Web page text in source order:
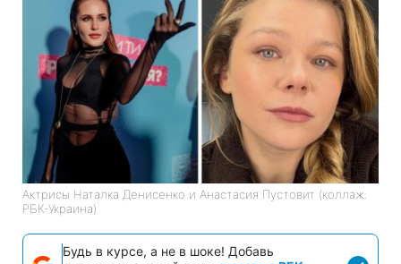
Актрисы Наталка Денисенко и Анастасия Пустовит (коллаж:
РБК-Украина)
Будь в курсе, а не в шоке! Добавь